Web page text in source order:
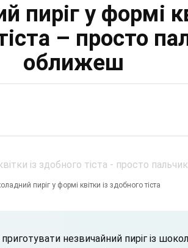
пиріг у формі
– просто
оближеш
пиріг у формі квітки із здобного тіста
незвичайний пиріг із